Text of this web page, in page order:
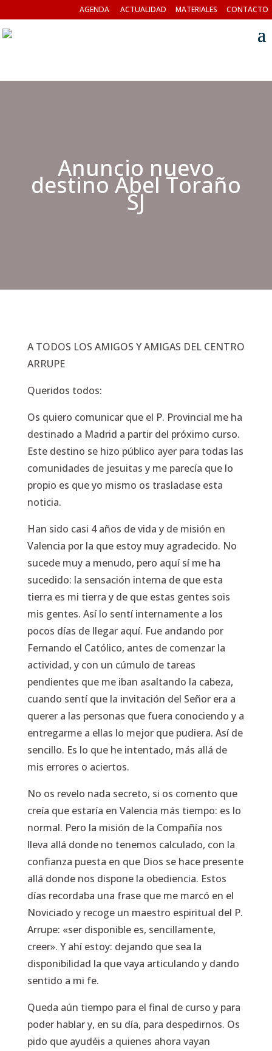
AGENDA ACTUALIDAD MATERIALES CONTACTO
Anuncio nuevo
destino Abel Toraño
SJ
A TODOS LOS AMIGOS Y AMIGAS DEL CENTRO
ARRUPE
Queridos todos:
Os quiero comunicar que el P. Provincial me ha
destinado a Madrid a partir del próximo curso.
Este destino se hizo público ayer para todas las
comunidades de jesuitas y me parecía que lo
propio es que yo mismo os trasladase esta
noticia.
Han sido casi 4 años de vida y de misión en
Valencia por la que estoy muy agradecido. No
sucede muy a menudo, pero aquí sí me ha
sucedido: la sensación interna de que esta
tierra es mi tierra y de que estas gentes sois
mis gentes. Así lo sentí internamente a los
pocos días de llegar aquí. Fue andando por
Fernando el Católico, antes de comenzar la
actividad, y con un cúmulo de tareas
pendientes que me iban asaltando la cabeza,
cuando sentí que la invitación del Señor era a
querer a las personas que fuera conociendo y a
entregarme a ellas lo mejor que pudiera. Así de
sencillo. Es lo que he intentado, más allá de
mis errores o aciertos.
No os revelo nada secreto, si os comento que
creía que estaría en Valencia más tiempo: es lo
normal. Pero la misión de la Compañía nos
lleva allá donde no tenemos calculado, con la
confianza puesta en que Dios se hace presente
allá donde nos dispone la obediencia. Estos
días recordaba una frase que me marcó en el
Noviciado y recoge un maestro espiritual del P.
Arrupe: «ser disponible es, sencillamente,
creer». Y ahí estoy: dejando que sea la
disponibilidad la que vaya articulando y dando
sentido a mi fe.
Queda aún tiempo para el final de curso y para
poder hablar y, en su día, para despedirnos. Os
pido que ayudéis a quienes ahora vayan